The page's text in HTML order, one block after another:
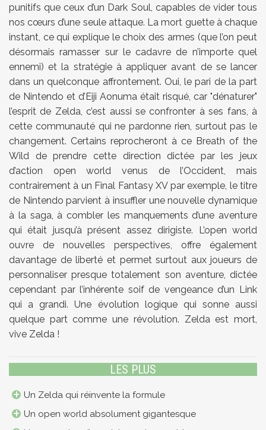
punitifs que ceux d’un Dark Soul, capables de vider tous
nos cœurs d’une seule attaque. La mort guette à chaque
instant, ce qui explique le choix des armes (que l’on peut
désormais ramasser sur le cadavre de n’importe quel
ennemi) et la stratégie à appliquer avant de se lancer
dans un quelconque affrontement. Oui, le pari de la part
de Nintendo et d’Eiji Aonuma était risqué, car "dénaturer"
l’esprit de Zelda, c’est aussi se confronter à ses fans, à
cette communauté qui ne pardonne rien, surtout pas le
changement. Certains reprocheront à ce Breath of the
Wild de prendre cette direction dictée par les jeux
d’action open world venus de l’Occident, mais
contrairement à un Final Fantasy XV par exemple, le titre
de Nintendo parvient à insuffler une nouvelle dynamique
à la saga, à combler les manquements d’une aventure
qui était jusqu’à présent assez dirigiste. L’open world
ouvre de nouvelles perspectives, offre également
davantage de liberté et permet surtout aux joueurs de
personnaliser presque totalement son aventure, dictée
cependant par l’inhérente soif de vengeance d’un Link
qui a grandi. Une évolution logique qui sonne aussi
quelque part comme une révolution. Zelda est mort,
vive Zelda !
LES PLUS
Un Zelda qui réinvente la formule
Un open world absolument gigantesque